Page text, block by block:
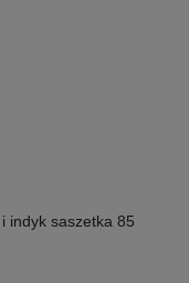
indyk saszetka 85